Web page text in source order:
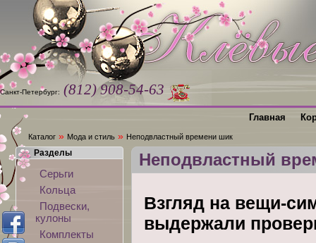
Санкт-Петербург: (812) 908-54-63
Главная
Каталог » Мода и стиль » Неподвластный времени шик
Неподвластный
Взгляд на вещи-
выдержали
Разделы
Серьги
Кольца
Подвески,
кулоны
Комплекты